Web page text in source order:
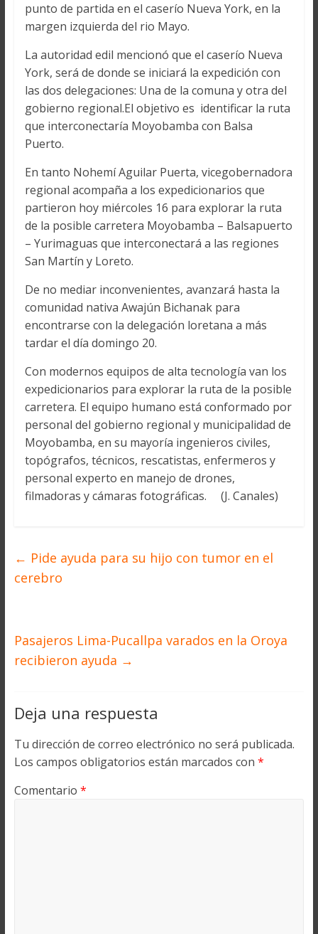
punto de partida en el caserío Nueva York, en la
margen izquierda del rio Mayo.
La autoridad edil mencionó que el caserío Nueva
York, será de donde se iniciará la expedición con
las dos delegaciones: Una de la comuna y otra del
gobierno regional.El objetivo es identificar la ruta
que interconectaría Moyobamba con Balsa
Puerto.
En tanto Nohemí Aguilar Puerta, vicegobernadora
regional acompaña a los expedicionarios que
partieron hoy miércoles 16 para explorar la ruta
de la posible carretera Moyobamba – Balsapuerto
– Yurimaguas que interconectará a las regiones
San Martín y Loreto.
De no mediar inconvenientes, avanzará hasta la
comunidad nativa Awajún Bichanak para
encontrarse con la delegación loretana a más
tardar el día domingo 20.
Con modernos equipos de alta tecnología van los
expedicionarios para explorar la ruta de la posible
carretera. El equipo humano está conformado por
personal del gobierno regional y municipalidad de
Moyobamba, en su mayoría ingenieros civiles,
topógrafos, técnicos, rescatistas, enfermeros y
personal experto en manejo de drones,
filmadoras y cámaras fotográficas. (J. Canales)
← Pide ayuda para su hijo con tumor en el
cerebro
Pasajeros Lima-Pucallpa varados en la Oroya
recibieron ayuda →
Deja una respuesta
Tu dirección de correo electrónico no será publicada.
Los campos obligatorios están marcados con *
Comentario *